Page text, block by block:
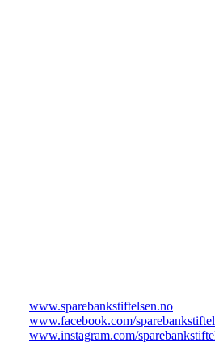
www.sparebankstiftelsen.no
www.facebook.com/
www.instagram.com/